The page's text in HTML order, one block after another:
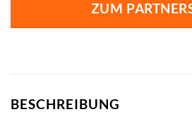
ZUM
BESCHREIBUNG